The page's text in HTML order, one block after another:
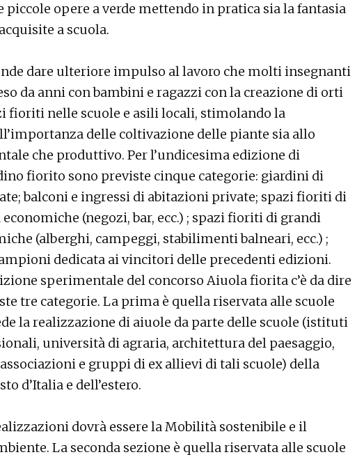
piccole opere a verde mettendo in pratica sia la fantasia
a scuola.
dare ulteriore impulso al lavoro che molti insegnanti
da anni con bambini e ragazzi con la creazione di orti
fioriti nelle scuole e asili locali, stimolando la
delle coltivazione delle piante sia allo
che produttivo. Per l’undicesima edizione di
fiorito sono previste cinque categorie: giardini di
balconi e ingressi di abitazioni private; spazi fioriti di
(negozi, bar, ecc.) ; spazi fioriti di grandi
(alberghi, campeggi, stabilimenti balneari, ecc.) ;
dedicata ai vincitori delle precedenti edizioni.
sperimentale del concorso Aiuola fiorita c’è da dire
tre categorie. La prima è quella riservata alle scuole
la realizzazione di aiuole da parte delle scuole (istituti
università di agraria, architettura del paesaggio,
e gruppi di ex allievi di tali scuole) della
d’Italia e dell’estero.
dovrà essere la Mobilità sostenibile e il
La seconda sezione è quella riservata alle scuole